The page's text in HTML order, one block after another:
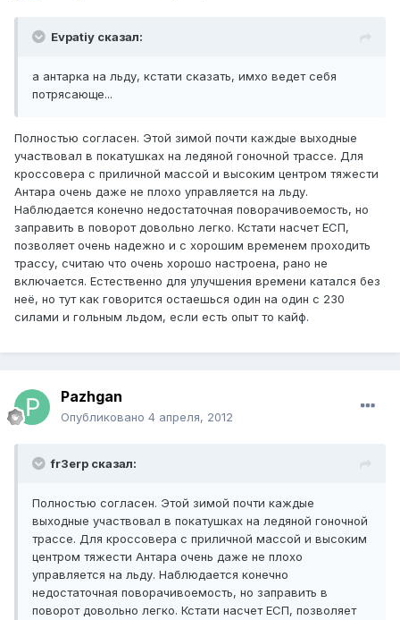
Evpatiy сказал:
а антарка на льду, кстати сказать, имхо ведет себя
потрясающе...
Полностью согласен. Этой зимой почти каждые выходные
участвовал в покатушках на ледяной гоночной трассе. Для
кроссовера с приличной массой и высоким центром тяжести
Антара очень даже не плохо управляется на льду.
Наблюдается конечно недостаточная поворачивоемость, но
заправить в поворот довольно легко. Кстати насчет ЕСП,
позволяет очень надежно и с хорошим временем проходить
трассу, считаю что очень хорошо настроена, рано не
включается. Естественно для улучшения времени катался без
неё, но тут как говорится остаешься один на один с 230
силами и гольным льдом, если есть опыт то кайф.
Pazhgan
Опубликовано 4 апреля, 2012
fr3erp сказал:
Полностью согласен. Этой зимой почти каждые
выходные участвовал в покатушках на ледяной гоночной
трассе. Для кроссовера с приличной массой и высоким
центром тяжести Антара очень даже не плохо
управляется на льду. Наблюдается конечно
недостаточная поворачивоемость, но заправить в
поворот довольно легко. Кстати насчет ЕСП, позволяет